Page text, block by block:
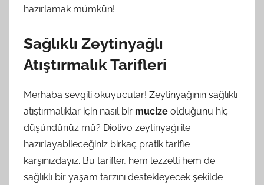
hazırlamak mümkün!
Sağlıklı Zeytinyağlı
Atıştırmalık Tarifleri
Merhaba sevgili okuyucular! Zeytinyağının sağlıklı
atıştırmalıklar için nasıl bir mucize olduğunu hiç
düşündünüz mü? Diolivo zeytinyağı ile
hazırlayabileceğiniz birkaç pratik tarifle
karşınızdayız. Bu tarifler, hem lezzetli hem de
sağlıklı bir yaşam tarzını destekleyecek şekilde